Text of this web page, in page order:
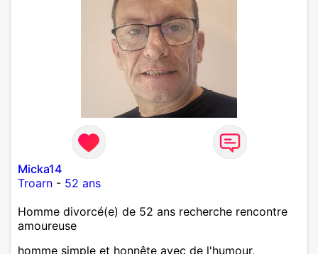
Micka14
Troarn - 52 ans
Homme divorcé(e) de 52 ans recherche rencontre
amoureuse
homme simple et honnête avec de l'humour,